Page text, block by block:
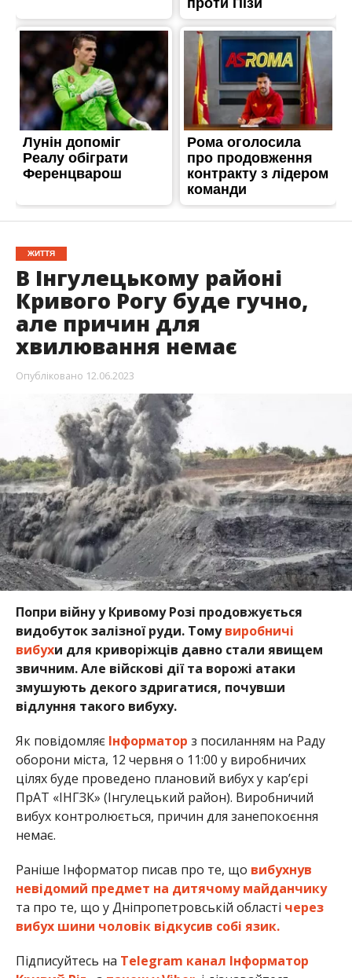
ЖИТТЯ
В Інгулецькому районі
Кривого Рогу буде гучно,
але причин для
хвилювання немає
Опубліковано 12.06.2023
Попри війну у Кривому Розі продовжується
видобуток залізної руди. Томувиробничі
вибухи для криворіжців давно стали явищем
звичним. Але війскові дії та ворожі атаки
змушують декого здригатися, почувши
відлуння такого вибуху.
Як повідомляє Інформатор з посиланням на Раду
оборони міста, 12 червня о 11:00 у виробничих
цілях буде проведено плановий вибух у кар’єрі
ПрАТ «ІНГЗК» (Інгулецький район). Виробничий
вибух контролюється, причин для занепокоєння
немає.
Раніше Інформатор писав про те, що вибухнув
невідомий предмет на дитячому майданчику
та про те, що у Дніпропетровській області через
вибух шини чоловік відкусив собі язик.
Підписуйтесь на Telegram канал Інформатор